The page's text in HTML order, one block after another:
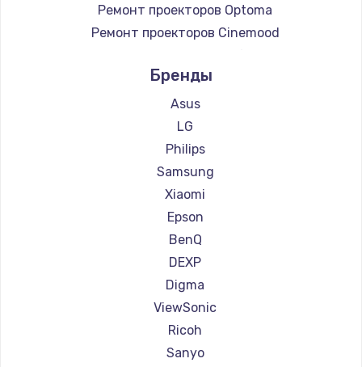
Ремонт проекторов Optoma
Ремонт проекторов Cinemood
Ремонт проекторов Barco
Ремонт проекторов Xgimi
Ремонт проекторов Canon
Ремонт проекторов JVC
Ремонт проекторов Casio
Ремонт проекторов Hiper
Ремонт проекторов HITACHI
Ремонт проекторов Panasonic
Ремонт проекторов Hisense
Бренды
Asus
LG
Philips
Samsung
Xiaomi
Epson
BenQ
DEXP
Digma
ViewSonic
Ricoh
Sanyo